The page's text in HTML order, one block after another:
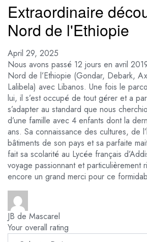
Extraordinaire
Nord de l'Ethiopie
April 29, 2025
Nous avons passé 12 jours en avril
Nord de l’Ethiopie (Gondar, Debark,
Lalibela) avec Libanos. Une fois le
lui, il s’est occupé de tout gérer et a
s’adapter au standard que nous
d’une famille avec 4 enfants dont la
ans. Sa connaissance des cultures, de
bâtiments de son pays et sa parfaite
fait sa scolarité au Lycée français
voyage passionnant et particulièrement
encore un grand merci pour ce
JB de Mascarel
Your overall rating